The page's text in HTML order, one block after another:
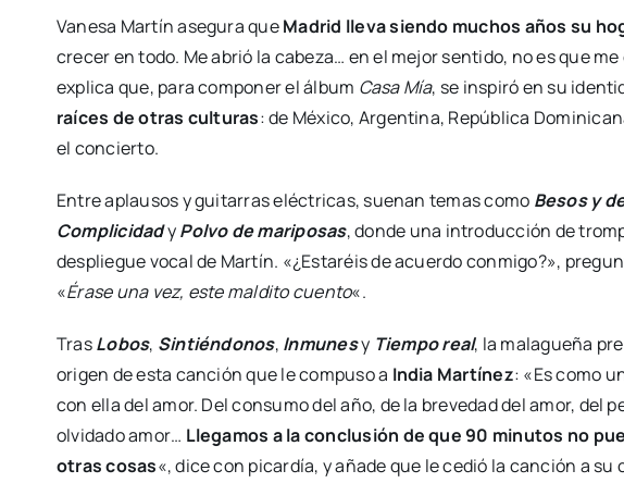
Vanesa Martín asegura queMadrid lleva siendo muchos años su
crecer en todo. Me abrió la cabeza… en el mejor sentido, no es que
explica que, para componer el álbum Casa Mía, se inspiró en su
raíces de otras culturas: de México, Argentina, República
el concierto.
Entre aplausos y guitarras eléctricas, suenan temas como Besos y
ComplicidadyPolvo de mariposas, donde una introducción de
despliegue vocal de Martín. «¿Estaréis de acuerdo conmigo?»,
«Érase una vez, este maldito cuento«.
TrasLobos, Sintiéndonos, Inmunesy Tiempo real, la malagueña
origen de esta canción que le compuso a India Martínez: «Es como
con ella del amor. Del consumo del año, de la brevedad del amor, del
olvidado amor… Llegamos a la conclusión de que 90 minutos no
otras cosas«, dice con picardía, y añade que le cedió la canción a su